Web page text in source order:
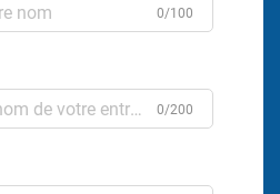
0/100
0/200